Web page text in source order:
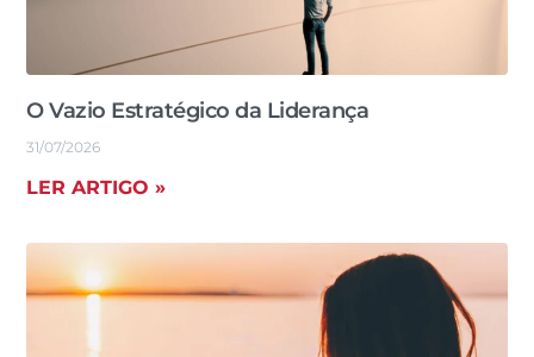
O Vazio Estratégico da Liderança
31/07/2026
LER ARTIGO »